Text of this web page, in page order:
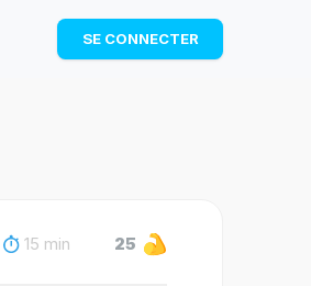
TÉLÉCHARGER
SE CONNECTER
15 min 25